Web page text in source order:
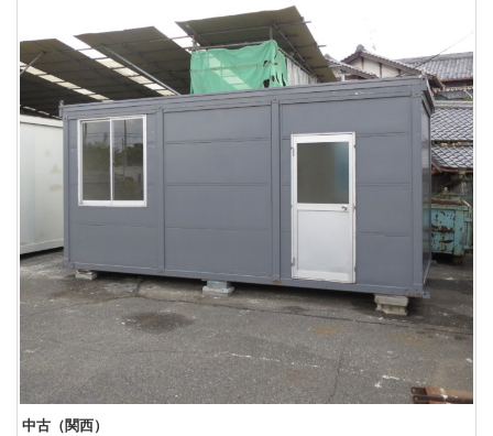
中古（関西）